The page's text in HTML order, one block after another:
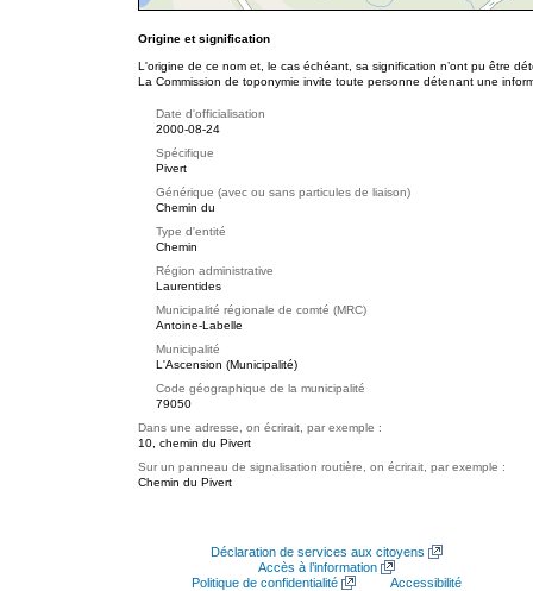
Origine et signification
L'origine de ce nom et, le cas échéant, sa signification n’ont pu être
La Commission de toponymie invite toute personne détenant une
Date d'officialisation
2000-08-24
Spécifique
Pivert
Générique (avec ou sans particules de liaison)
Chemin du
Type d'entité
Chemin
Région administrative
Laurentides
Municipalité régionale de comté (MRC)
Antoine-Labelle
Municipalité
L'Ascension (Municipalité)
Code géographique de la municipalité
79050
Dans une adresse, on écrirait, par exemple :
10, chemin du Pivert
Sur un panneau de signalisation routière, on écrirait, par exemple :
Chemin du Pivert
Déclaration de services aux citoyens
Accès à l’information
Politique de confidentialité
Accessibilité